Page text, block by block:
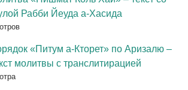
Рабби Йеуда а-Хасида
«Питум а-Кторет» по Аризалю –
молитвы с транслитирацией